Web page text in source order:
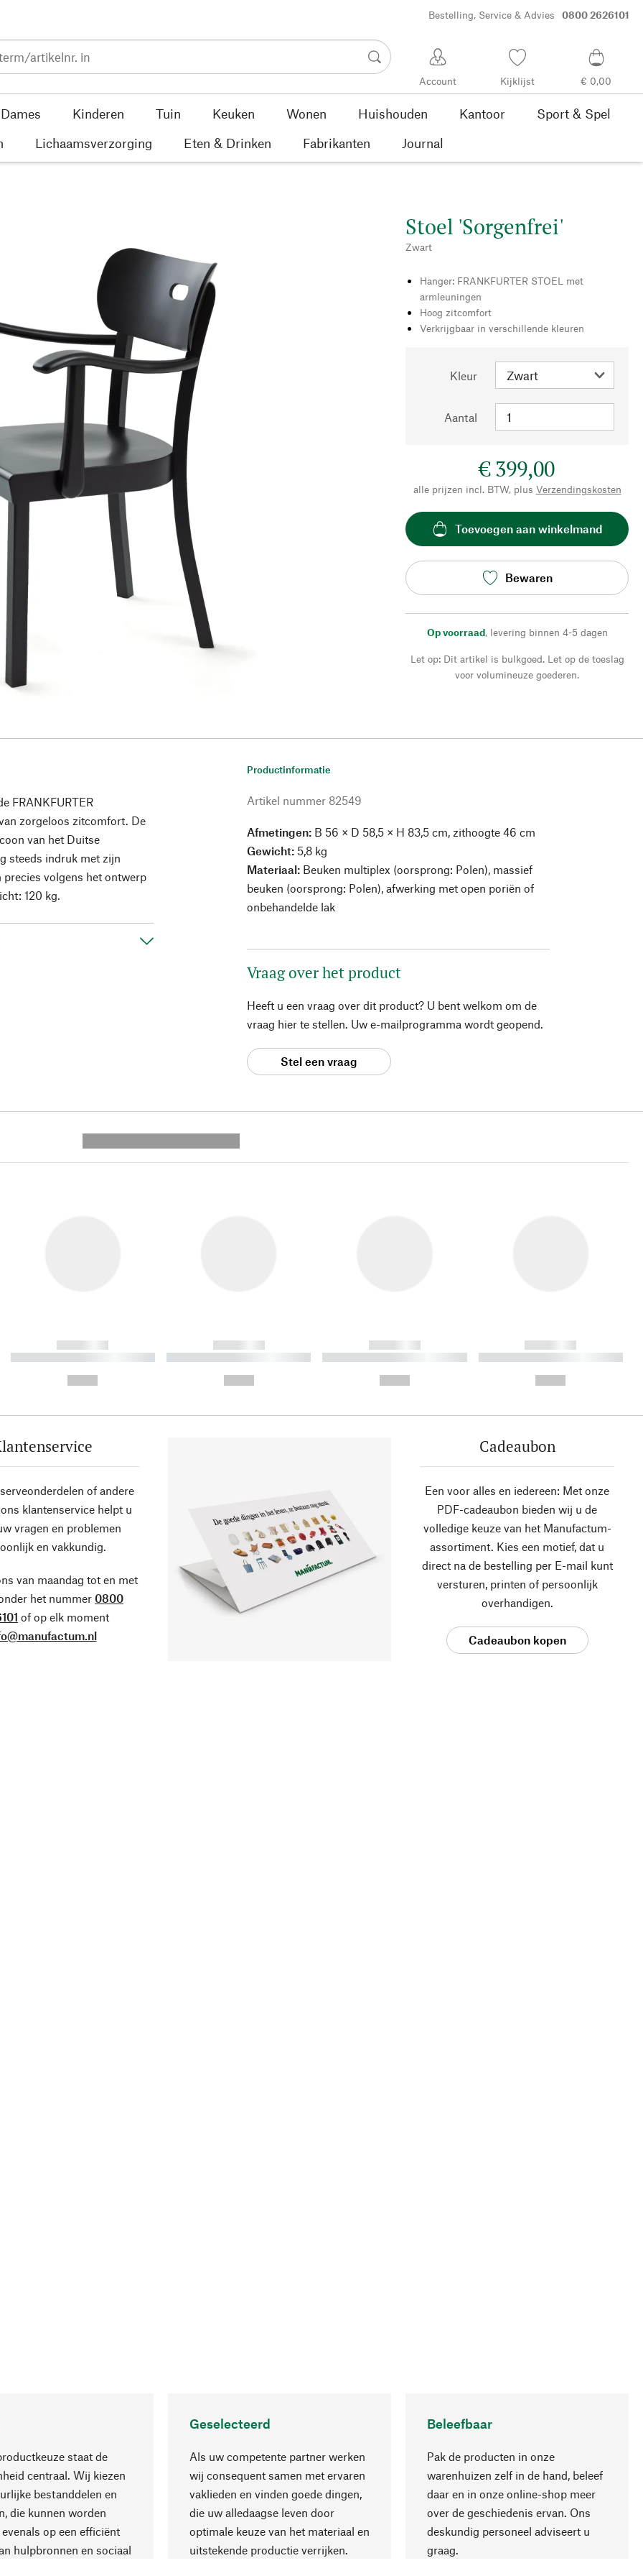
Bestelling, Service & Advies 0800 2626101
Account Kijklijst € 0,00
Dames Kinderen Tuin Keuken Wonen Huishouden Kantoor
Sport & Spel
Lichaamsverzorging Eten & Drinken Fabrikanten Journal
Stoel 'Sorgenfrei'
Zwart
Hanger: FRANKFURTER STOEL met
armleuningen
Hoog zitcomfort
Verkrijgbaar in verschillende kleuren
Kleur
Aantal
€ 399,00
alle prijzen incl. BTW, plus Verzendingskosten
Toevoegen aan winkelmand
Bewaren
Op voorraad, levering binnen 4-5 dagen
Let op: Dit artikel is bulkgoed. Let op de toeslag
voor volumineuze goederen.
FRANKFURTER
zorgeloos zitcomfort. De
van het Duitse
steeds indruk met zijn
volgens het ontwerp
120 kg.
Productinformatie
Artikel nummer 82549
Afmetingen: B 56 × D 58,5 × H 83,5 cm, zithoogte 46 cm
Gewicht: 5,8 kg
Materiaal: Beuken multiplex (oorsprong: Polen), massief
beuken (oorsprong: Polen), afwerking met open poriën of
onbehandelde lak
Vraag over het product
Heeft u een vraag over dit product? U bent welkom om de
vraag hier te stellen. Uw e-mailprogramma wordt geopend.
Stel een vraag
------------
----------- ----------- ----------
------------
----------- ----------- ----------
------------
----------- ----------- ----------
------------
----------- ----------- ----------
of andere
klantenservice helpt u
vragen en problemen
en vakkundig.
van maandag tot en met
het nummer 0800
of op elk moment
Cadeaubon
Een voor alles en iedereen: Met onze
PDF-cadeaubon bieden wij u de
volledige keuze van het Manufactum-
assortiment. Kies een motief, dat u
direct na de bestelling per E-mail kunt
versturen, printen of persoonlijk
overhandigen.
Cadeaubon kopen
staat de
centraal. Wij kiezen
bestanddelen en
die kunnen worden
op een efficiënt
hulpbronnen en sociaal
Geselecteerd
Als uw competente partner werken
wij consequent samen met ervaren
vaklieden en vinden goede dingen,
die uw alledaagse leven door
optimale keuze van het materiaal en
uitstekende productie verrijken.
Beleefbaar
Pak de producten in onze
warenhuizen zelf in de hand, beleef
daar en in onze online-shop meer
over de geschiedenis ervan. Ons
deskundig personeel adviseert u
graag.
Naar boven